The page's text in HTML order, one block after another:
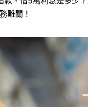
難關！